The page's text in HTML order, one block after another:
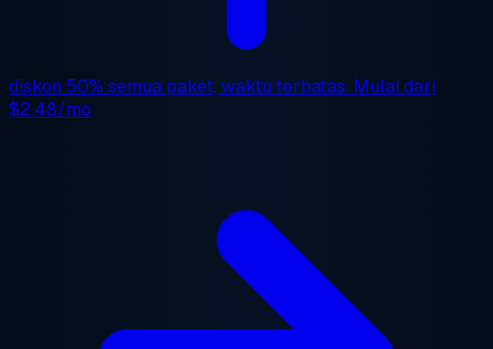
diskon 50% semua paket, waktu terbatas. Mulai dari
$2.48/mo